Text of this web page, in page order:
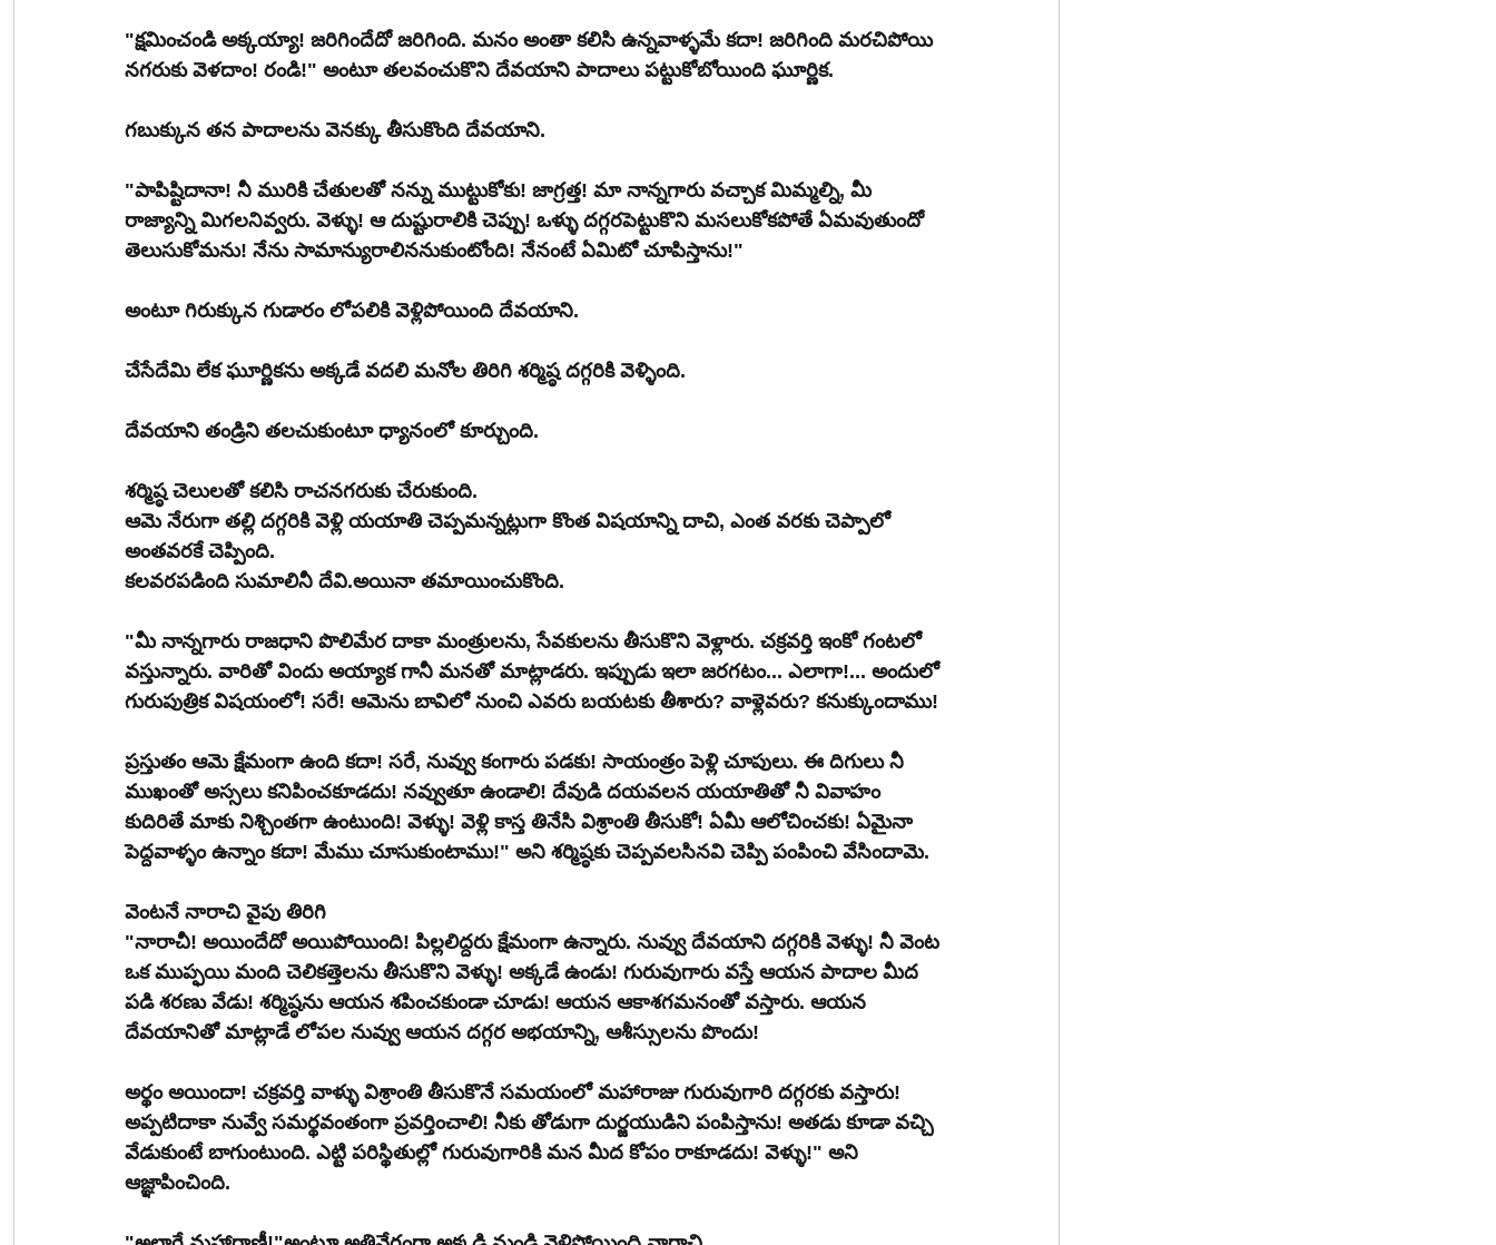
"క్షమించండి అక్కయ్యా! జరిగిందేదో జరిగింది. మనం అంతా కలిసి ఉన్నవాళ్ళమే కదా! జరిగింది మరచిపోయి
నగరుకు వెళదాం! రండి!" అంటూ తలవంచుకొని దేవయాని పాదాలు పట్టుకోబోయింది ఘూర్ణిక.
గబుక్కున తన పాదాలను వెనక్కు తీసుకొంది దేవయాని.
"పాపిష్టిదానా! నీ మురికి చేతులతో నన్ను ముట్టుకోకు! జాగ్రత్త! మా నాన్నగారు వచ్చాక మిమ్మల్ని, మీ
రాజ్యాన్ని మిగలనివ్వరు. వెళ్ళు! ఆ దుష్టురాలికి చెప్పు! ఒళ్ళు దగ్గరపెట్టుకొని మసలుకోకపోతే ఏమవుతుందో
తెలుసుకోమను! నేను సామాన్యురాలిననుకుంటోంది! నేనంటే ఏమిటో చూపిస్తాను!"
అంటూ గిరుక్కున గుడారం లోపలికి వెళ్లిపోయింది దేవయాని.
చేసేదేమి లేక ఘూర్ణికను అక్కడే వదలి మనోల తిరిగి శర్మిష్ఠ దగ్గరికి వెళ్ళింది.
దేవయాని తండ్రిని తలచుకుంటూ ధ్యానంలో కూర్చుంది.
శర్మిష్ఠ చెలులతో కలిసి రాచనగరుకు చేరుకుంది.
ఆమె నేరుగా తల్లి దగ్గరికి వెళ్లి యయాతి చెప్పమన్నట్లుగా కొంత విషయాన్ని దాచి, ఎంత వరకు చెప్పాలో
అంతవరకే చెప్పింది.
కలవరపడింది సుమాలినీ దేవి.అయినా తమాయించుకొంది.
"మీ నాన్నగారు రాజధాని పొలిమేర దాకా మంత్రులను, సేవకులను తీసుకొని వెళ్లారు. చక్రవర్తి ఇంకో గంటలో
వస్తున్నారు. వారితో విందు అయ్యాక గానీ మనతో మాట్లాడరు. ఇప్పుడు ఇలా జరగటం... ఎలాగా!... అందులో
గురుపుత్రిక విషయంలో! సరే! ఆమెను బావిలో నుంచి ఎవరు బయటకు తీశారు? వాళ్లెవరు? కనుక్కుందాము!
ప్రస్తుతం ఆమె క్షేమంగా ఉంది కదా! సరే, నువ్వు కంగారు పడకు! సాయంత్రం పెళ్లి చూపులు. ఈ దిగులు నీ
ముఖంతో అస్సలు కనిపించకూడదు! నవ్వుతూ ఉండాలి! దేవుడి దయవలన యయాతితో నీ వివాహం
కుదిరితే మాకు నిశ్చింతగా ఉంటుంది! వెళ్ళు! వెళ్లి కాస్త తినేసి విశ్రాంతి తీసుకో! ఏమీ ఆలోచించకు! ఏమైనా
పెద్దవాళ్ళం ఉన్నాం కదా! మేము చూసుకుంటాము!" అని శర్మిష్ఠకు చెప్పవలసినవి చెప్పి పంపించి వేసిందామె.
వెంటనే నారాచి వైపు తిరిగి
"నారాచీ! అయిందేదో అయిపోయింది! పిల్లలిద్దరు క్షేమంగా ఉన్నారు. నువ్వు దేవయాని దగ్గరికి వెళ్ళు! నీ వెంట
ఒక ముప్ఫయి మంది చెలికత్తెలను తీసుకొని వెళ్ళు! అక్కడే ఉండు! గురువుగారు వస్తే ఆయన పాదాల మీద
పడి శరణు వేడు! శర్మిష్ఠను ఆయన శపించకుండా చూడు! ఆయన ఆకాశగమనంతో వస్తారు. ఆయన
దేవయానితో మాట్లాడే లోపల నువ్వు ఆయన దగ్గర అభయాన్ని, ఆశీస్సులను పొందు!
అర్థం అయిందా! చక్రవర్తి వాళ్ళు విశ్రాంతి తీసుకొనే సమయంలో మహారాజు గురువుగారి దగ్గరకు వస్తారు!
అప్పటిదాకా నువ్వే సమర్థవంతంగా ప్రవర్తించాలి! నీకు తోడుగా దుర్జయుడిని పంపిస్తాను! అతడు కూడా వచ్చి
వేడుకుంటే బాగుంటుంది. ఎట్టి పరిస్థితుల్లో గురువుగారికి మన మీద కోపం రాకూడదు! వెళ్ళు!" అని
ఆజ్ఞాపించింది.